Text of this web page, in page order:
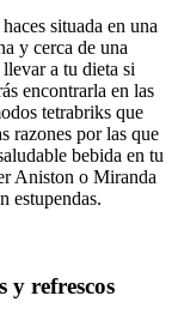
situada en una
y cerca de una
llevar a tu dieta si
encontrarla en las
tetrabriks que
razones por las que
bebida en tu
Aniston o Miranda
estupendas.
y refrescos